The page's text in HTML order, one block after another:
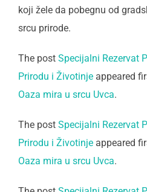
koji žele da pobegnu od
srcu prirode.
The post Specijalni Rezervat
Prirodu i Životinje appeared
Oaza mira u srcu Uvca.
The post Specijalni Rezervat
Prirodu i Životinje appeared
Oaza mira u srcu Uvca.